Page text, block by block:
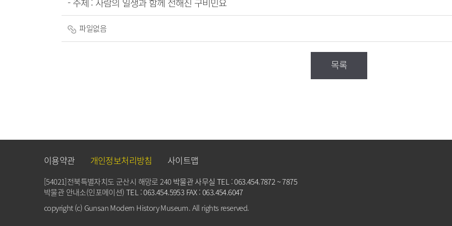
파일없음
목록
이용약관 개인정보처리방침 사이트맵
[54021]전북특별자치도 군산시 해망로 240박물관 사무실 TEL : 063.454.7872 ~ 7875
박물관 안내소(인포메이션)TEL : 063.454.5953 FAX : 063.454.6047
copyright (c) Gunsan Modern History Museum. All rights reserved.